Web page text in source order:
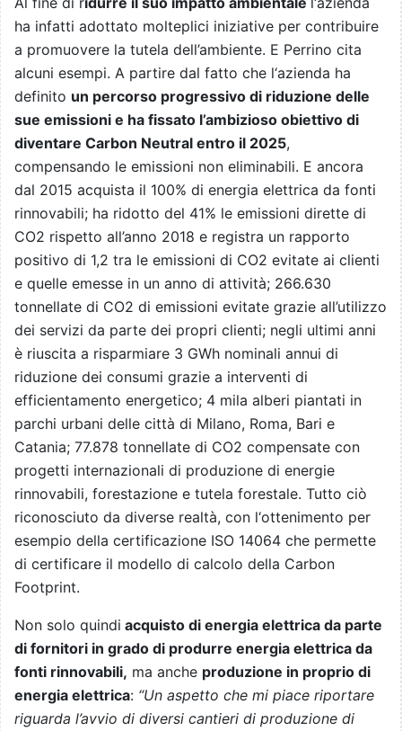
ha infatti adottato molteplici iniziative per contribuire
a promuovere la tutela dell’ambiente. E Perrino cita
alcuni esempi. A partire dal fatto che l‘azienda ha
definito un percorso progressivo di riduzione delle
sue emissioni e ha fissato l’ambizioso obiettivo di
diventare Carbon Neutral entro il 2025,
compensando le emissioni non eliminabili. E ancora
dal 2015 acquista il 100% di energia elettrica da fonti
rinnovabili; ha ridotto del 41% le emissioni dirette di
CO2 rispetto all’anno 2018 e registra un rapporto
positivo di 1,2 tra le emissioni di CO2 evitate ai clienti
e quelle emesse in un anno di attività; 266.630
tonnellate di CO2 di emissioni evitate grazie all’utilizzo
dei servizi da parte dei propri clienti; negli ultimi anni
è riuscita a risparmiare 3 GWh nominali annui di
riduzione dei consumi grazie a interventi di
efficientamento energetico; 4 mila alberi piantati in
parchi urbani delle città di Milano, Roma, Bari e
Catania; 77.878 tonnellate di CO2 compensate con
progetti internazionali di produzione di energie
rinnovabili, forestazione e tutela forestale. Tutto ciò
riconosciuto da diverse realtà, con l‘ottenimento per
esempio della certificazione ISO 14064 che permette
di certificare il modello di calcolo della Carbon
Footprint.
Non solo quindi acquisto di energia elettrica da parte
di fornitori in grado di produrre energia elettrica da
fonti rinnovabili, ma anche produzione in proprio di
energia elettrica: “Un aspetto che mi piace riportare
riguarda l’avvio di diversi cantieri di produzione di